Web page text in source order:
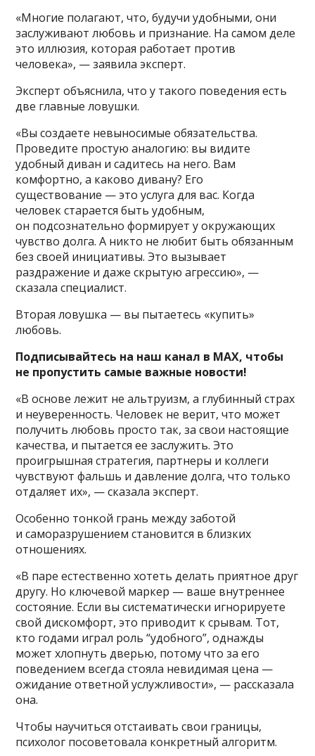
«Многие полагают, что, будучи удобными, они
заслуживают любовь и признание. На самом деле
это иллюзия, которая работает против
человека», — заявила эксперт.
Эксперт объяснила, что у такого поведения есть
две главные ловушки.
«Вы создаете невыносимые обязательства.
Проведите простую аналогию: вы видите
удобный диван и садитесь на него. Вам
комфортно, а каково дивану? Его
существование — это услуга для вас. Когда
человек старается быть удобным,
он подсознательно формирует у окружающих
чувство долга. А никто не любит быть обязанным
без своей инициативы. Это вызывает
раздражение и даже скрытую агрессию», —
сказала специалист.
Вторая ловушка — вы пытаетесь «купить»
любовь.
Подписывайтесь на наш канал в MAX, чтобы
не пропустить самые важные новости!
«В основе лежит не альтруизм, а глубинный страх
и неуверенность. Человек не верит, что может
получить любовь просто так, за свои настоящие
качества, и пытается ее заслужить. Это
проигрышная стратегия, партнеры и коллеги
чувствуют фальшь и давление долга, что только
отдаляет их», — сказала эксперт.
Особенно тонкой грань между заботой
и саморазрушением становится в близких
отношениях.
«В паре естественно хотеть делать приятное друг
другу. Но ключевой маркер — ваше внутреннее
состояние. Если вы систематически игнорируете
свой дискомфорт, это приводит к срывам. Тот,
кто годами играл роль “удобного”, однажды
может хлопнуть дверью, потому что за его
поведением всегда стояла невидимая цена —
ожидание ответной услужливости», — рассказала
она.
Чтобы научиться отстаивать свои границы,
психолог посоветовала конкретный алгоритм.